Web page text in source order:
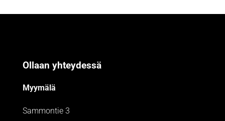
Ollaan yhteydessä
Myymälä
Sammontie 3